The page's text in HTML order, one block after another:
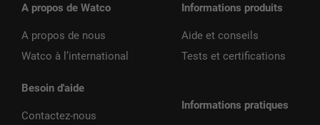
A propos de Watco
A propos de nous
Watco à l’international
Besoin d'aide
Contactez-nous
Informations produits
Aide et conseils
Tests et certifications
Informations pratiques